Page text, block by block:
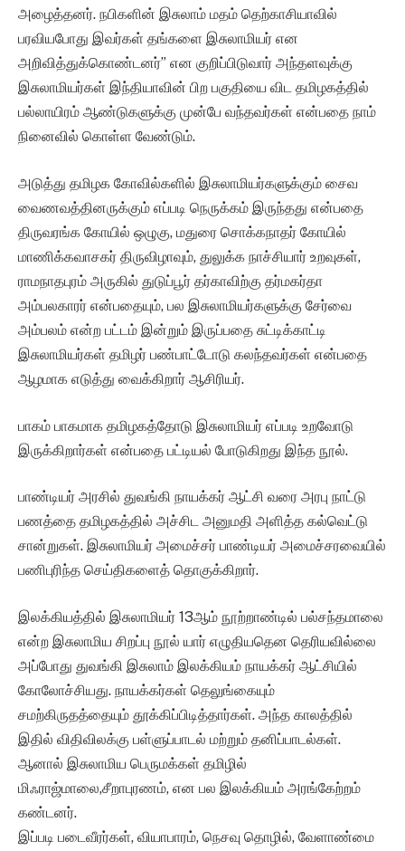
அழைத்தனர். நபிகளின் இசுலாம் மதம் தெற்காசியாவில்
பரவியபோது இவர்கள் தங்களை இசுலாமியர் என
அறிவித்துக்கொண்டனர்” என குறிப்பிடுவார் அந்தளவுக்கு
இசுலாமியர்கள் இந்தியாவின் பிற பகுதியை விட தமிழகத்தில்
பல்லாயிரம் ஆண்டுகளுக்கு முன்பே வந்தவர்கள் என்பதை நாம்
நினைவில் கொள்ள வேண்டும்.
அடுத்து தமிழக கோவில்களில் இசுலாமியர்களுக்கும் சைவ
வைணவத்தினருக்கும் எப்படி நெருக்கம் இருந்தது என்பதை
திருவரங்க கோயில் ஒழுகு, மதுரை சொக்கநாதர் கோயில்
மாணிக்கவாசகர் திருவிழாவும், துலுக்க நாச்சியார் உறவுகள்,
ராமநாதபுரம் அருகில் துடுப்பூர் தர்காவிற்கு தர்மகர்தா
அம்பலகாரர் என்பதையும், பல இசுலாமியர்களுக்கு சேர்வை
அம்பலம் என்ற பட்டம் இன்றும் இருப்பதை சுட்டிக்காட்டி
இசுலாமியர்கள் தமிழர் பண்பாட்டோடு கலந்தவர்கள் என்பதை
ஆழமாக எடுத்து வைக்கிறார் ஆசிரியர்.
பாகம் பாகமாக தமிழகத்தோடு இசுலாமியர் எப்படி உறவோடு
இருக்கிறார்கள் என்பதை பட்டியல் போடுகிறது இந்த நூல்.
பாண்டியர் அரசில் துவங்கி நாயக்கர் ஆட்சி வரை அரபு நாட்டு
பணத்தை தமிழகத்தில் அச்சிட அனுமதி அளித்த கல்வெட்டு
சான்றுகள். இசுலாமியர் அமைச்சர் பாண்டியர் அமைச்சரவையில்
பணிபுரிந்த செய்திகளைத் தொகுக்கிறார்.
இலக்கியத்தில் இசுலாமியர் 13ஆம் நூற்றாண்டில் பல்சந்தமாலை
என்ற இசுலாமிய சிறப்பு நூல் யார் எழுதியதென தெரியவில்லை
அப்போது துவங்கி இசுலாம் இலக்கியம் நாயக்கர் ஆட்சியில்
கோலோச்சியது. நாயக்கர்கள் தெலுங்கையும்
சமற்கிருதத்தையும் தூக்கிப்பிடித்தார்கள். அந்த காலத்தில்
இதில் விதிவிலக்கு பள்ளுப்பாடல் மற்றும் தனிப்பாடல்கள்.
ஆனால் இசுலாமிய பெருமக்கள் தமிழில்
மிஃராஜ்மாலை,சீறாபுரணம், என பல இலக்கியம் அரங்கேற்றம்
கண்டனர்.
இப்படி படைவீரர்கள், வியாபாரம், நெசவு தொழில், வேளாண்மை